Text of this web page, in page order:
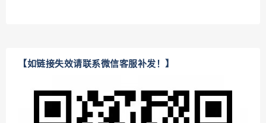
【如链接失效请联系微信客服补发！】